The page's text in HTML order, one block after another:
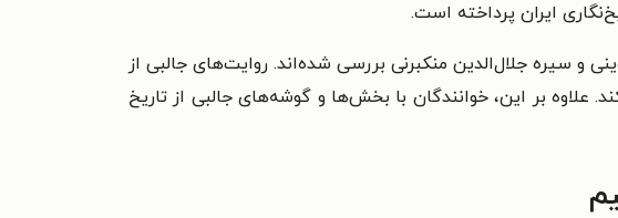
ایران پرداخته است.
و سیره جلال‌الدین منکبرنی بررسی شده‌اند. روایت‌های جالبی از
بر این، خوانندگان با بخش‌ها و گوشه‌های جالبی از تاریخ